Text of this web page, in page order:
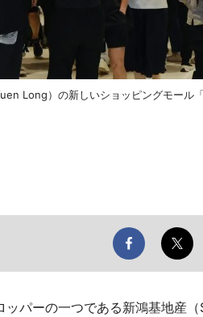
Long）の新しいショッピングモール
パーの一つである新鴻基地産